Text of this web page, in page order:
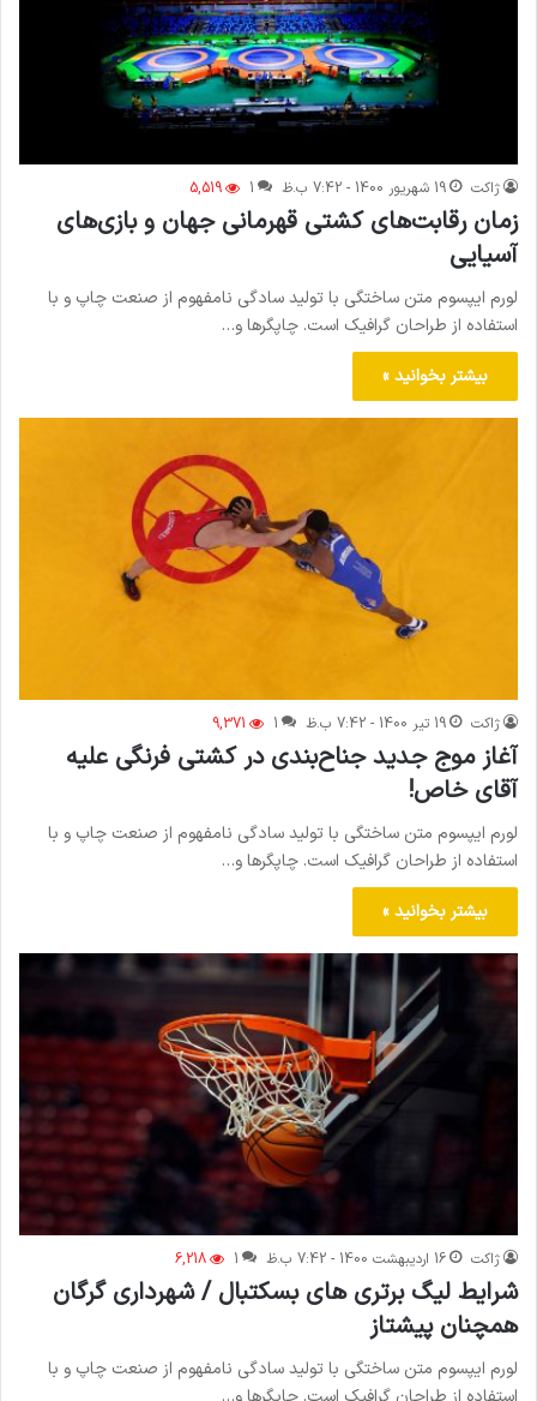
ژاکت 19 شهریور 1400 - 7:42 ب.ظ 1
5,519
زمان رقابت‌های کشتی قهرمانی جهان و بازی‌های
آسیایی
لورم ایپسوم متن ساختگی با تولید سادگی نامفهوم از صنعت چاپ و با
استفاده از طراحان گرافیک است. چاپگرها و…
بیشتر بخوانید »
ژاکت 19 تیر 1400 - 7:42 ب.ظ 1
9,371
آغاز موج جدید جناح‌بندی در کشتی فرنگی علیه
آقای خاص!
لورم ایپسوم متن ساختگی با تولید سادگی نامفهوم از صنعت چاپ و با
استفاده از طراحان گرافیک است. چاپگرها و…
بیشتر بخوانید »
ژاکت 16 اردیبهشت 1400 - 7:42 ب.ظ 1
6,218
شرایط لیگ برتری های بسکتبال / شهرداری گرگان
همچنان پیشتاز
لورم ایپسوم متن ساختگی با تولید سادگی نامفهوم از صنعت چاپ و با